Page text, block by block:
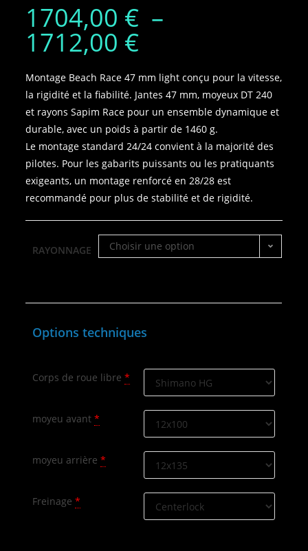
1704,00 € –
1712,00 €
Montage Beach Race 47 mm light conçu pour la vitesse,
la rigidité et la fiabilité. Jantes 47 mm, moyeux DT 240
et rayons Sapim Race pour un ensemble dynamique et
durable, avec un poids à partir de 1460 g.
Le montage standard 24/24 convient à la majorité des
pilotes. Pour les gabarits puissants ou les pratiquants
exigeants, un montage renforcé en 28/28 est
recommandé pour plus de stabilité et de rigidité.
RAYONNAGE Choisir une option
Options techniques
Corps de roue libre *
moyeu avant *
moyeu arrière *
Freinage *